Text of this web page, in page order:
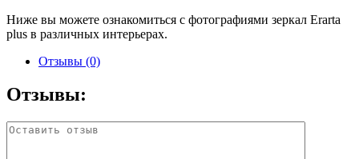
Ниже вы можете ознакомиться с фотографиями зеркал Erarta
plus в различных интерьерах.
Отзывы (0)
Отзывы: